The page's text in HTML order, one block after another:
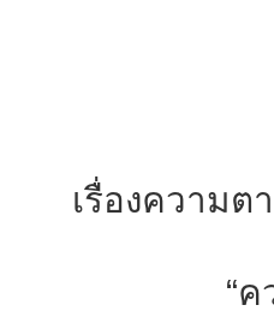
เรื่องความต
“ควรพว